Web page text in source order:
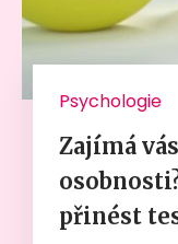
Psychologie
Zajímá
přinést